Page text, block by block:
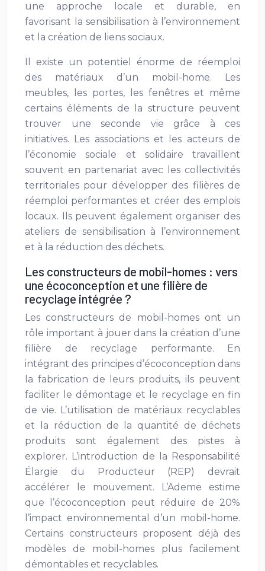
une approche locale et durable, en
favorisant la sensibilisation à l’environnement
et la création de liens sociaux.
Il existe un potentiel énorme de réemploi
des matériaux d’un mobil-home. Les
meubles, les portes, les fenêtres et même
certains éléments de la structure peuvent
trouver une seconde vie grâce à ces
initiatives. Les associations et les acteurs de
l’économie sociale et solidaire travaillent
souvent en partenariat avec les collectivités
territoriales pour développer des filières de
réemploi performantes et créer des emplois
locaux. Ils peuvent également organiser des
ateliers de sensibilisation à l’environnement
et à la réduction des déchets.
Les constructeurs de mobil-homes : vers
une écoconception et une filière de
recyclage intégrée ?
Les constructeurs de mobil-homes ont un
rôle important à jouer dans la création d’une
filière de recyclage performante. En
intégrant des principes d’écoconception dans
la fabrication de leurs produits, ils peuvent
faciliter le démontage et le recyclage en fin
de vie. L’utilisation de matériaux recyclables
et la réduction de la quantité de déchets
produits sont également des pistes à
explorer. L’introduction de la Responsabilité
Élargie du Producteur (REP) devrait
accélérer le mouvement. L’Ademe estime
que l’écoconception peut réduire de 20%
l’impact environnemental d’un mobil-home.
Certains constructeurs proposent déjà des
modèles de mobil-homes plus facilement
démontables et recyclables.